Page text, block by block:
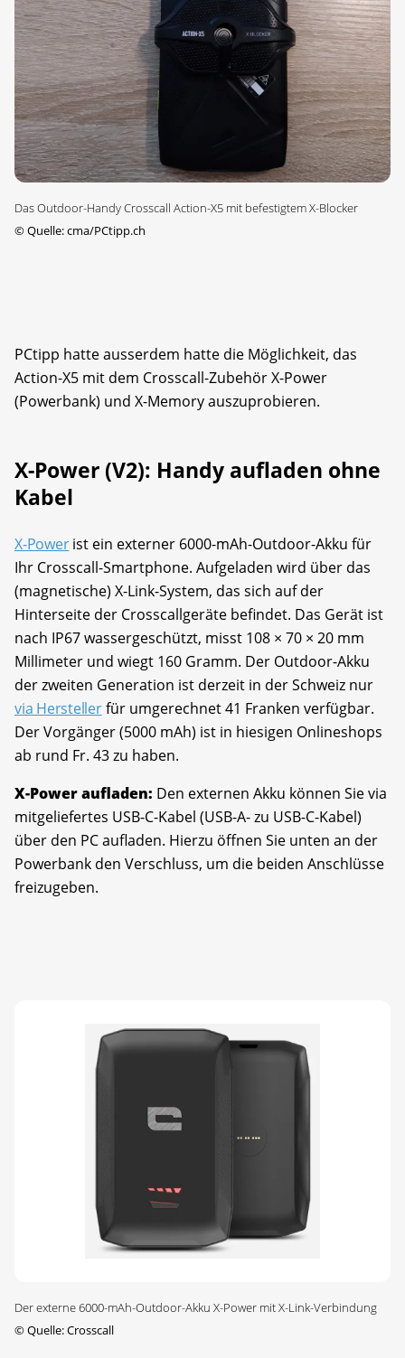
Das Outdoor-Handy Crosscall Action-X5 mit befestigtem X-Blocker
©Quelle: cma/PCtipp.ch
PCtipp hatte ausserdem hatte die Möglichkeit, das
Action-X5 mit dem Crosscall-Zubehör X-Power
(Powerbank) und X-Memory auszuprobieren.
X-Power (V2): Handy aufladen ohne
Kabel
X-Powerist ein externer 6000-mAh-Outdoor-Akku für
Ihr Crosscall-Smartphone. Aufgeladen wird über das
(magnetische) X-Link-System, das sich auf der
Hinterseite der Crosscallgeräte befindet. Das Gerät ist
nach IP67 wassergeschützt, misst 108 × 70 × 20 mm
Millimeter und wiegt 160 Gramm. Der Outdoor-Akku
der zweiten Generation ist derzeit in der Schweiz nur
via Herstellerfür umgerechnet 41 Franken verfügbar.
Der Vorgänger (5000 mAh) ist in hiesigen Onlineshops
ab rund Fr. 43 zu haben.
X-Power aufladen: Den externen Akku können Sie via
mitgeliefertes USB-C-Kabel (USB-A- zu USB-C-Kabel)
über den PC aufladen. Hierzu öffnen Sie unten an der
Powerbank den Verschluss, um die beiden Anschlüsse
freizugeben.
Der externe 6000-mAh-Outdoor-Akku X-Power mit X-Link-Verbindung
©Quelle: Crosscall